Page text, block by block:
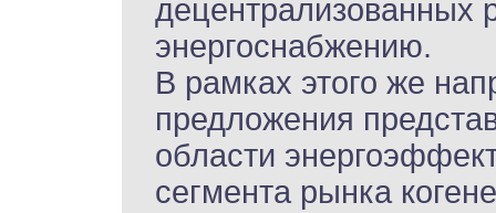
децентрализованных
энергоснабжению.
В рамках этого же
предложения
области
сегмента рынка